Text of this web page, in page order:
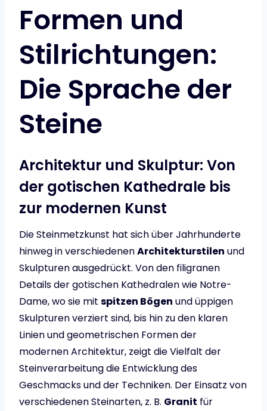
Formen und
Stilrichtungen:
Die Sprache der
Steine
Architektur und Skulptur: Von
der gotischen Kathedrale bis
zur modernen Kunst
Die Steinmetzkunst hat sich über Jahrhunderte
hinweg in verschiedenenArchitekturstilen und
Skulpturen ausgedrückt. Von den filigranen
Details der gotischen Kathedralen wie Notre-
Dame, wo sie mit spitzen Bögen und üppigen
Skulpturen verziert sind, bis hin zu den klaren
Linien und geometrischen Formen der
modernen Architektur, zeigt die Vielfalt der
Steinverarbeitung die Entwicklung des
Geschmacks und der Techniken. Der Einsatz von
verschiedenen Steinarten, z. B. Granit für